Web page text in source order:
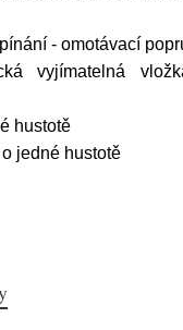
- omotávací
vyjímatelná
hustotě
jedné hustotě